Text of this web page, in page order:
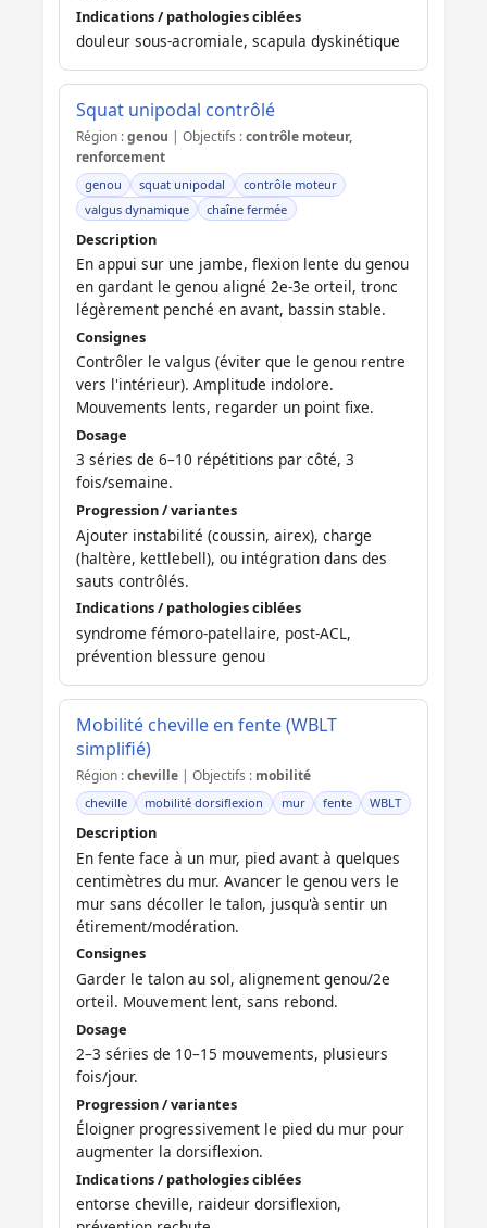
Indications / pathologies ciblées
douleur sous-acromiale, scapula dyskinétique
Squat unipodal contrôlé
Région :genou | Objectifs :contrôle moteur,
renforcement
genou squat unipodal
contrôle moteur
valgus dynamique
chaîne fermée
Description
En appui sur une jambe, flexion lente du genou
en gardant le genou aligné 2e-3e orteil, tronc
légèrement penché en avant, bassin stable.
Consignes
Contrôler le valgus (éviter que le genou rentre
vers l'intérieur). Amplitude indolore.
Mouvements lents, regarder un point fixe.
Dosage
3 séries de 6–10 répétitions par côté, 3
fois/semaine.
Progression / variantes
Ajouter instabilité (coussin, airex), charge
(haltère, kettlebell), ou intégration dans des
sauts contrôlés.
Indications / pathologies ciblées
syndrome fémoro-patellaire, post-ACL,
prévention blessure genou
Mobilité cheville en fente (WBLT
simplifié)
Région :cheville| Objectifs : mobilité
cheville mobilité dorsiflexion mur fente WBLT
Description
En fente face à un mur, pied avant à quelques
centimètres du mur. Avancer le genou vers le
mur sans décoller le talon, jusqu'à sentir un
étirement/modération.
Consignes
Garder le talon au sol, alignement genou/2e
orteil. Mouvement lent, sans rebond.
Dosage
2–3 séries de 10–15 mouvements, plusieurs
fois/jour.
Progression / variantes
Éloigner progressivement le pied du mur pour
augmenter la dorsiflexion.
Indications / pathologies ciblées
entorse cheville, raideur dorsiflexion,